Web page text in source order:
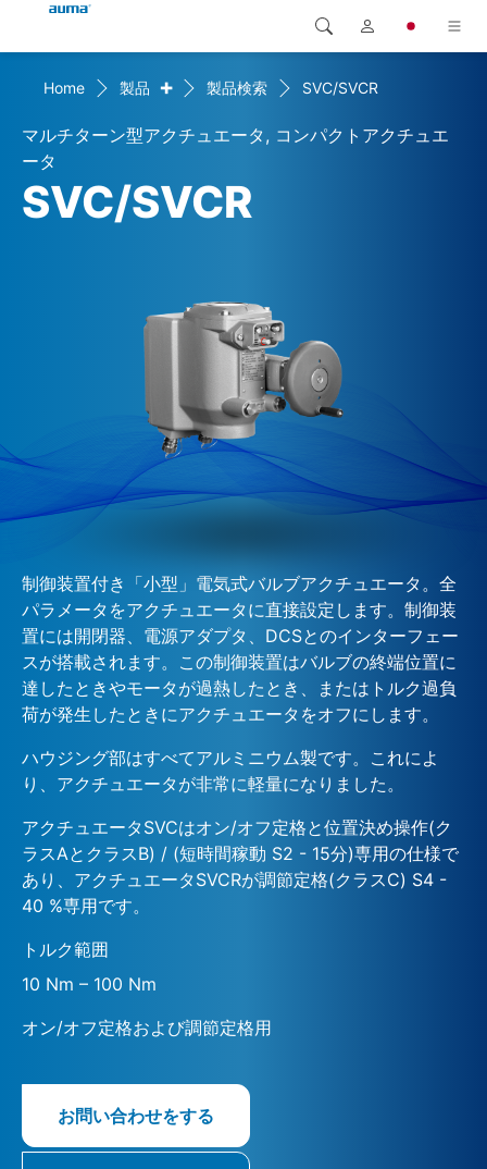
製品
ソリューション
ダウンロード
Global
ヨーロッパ
アジア・太平洋地域
検索
Home 製品 + 製品検索 SVC/SVCR
マルチターン型アクチュエータ, コンパクトアクチュエ
ータ
SVC/SVCR
制御装置付き「小型」電気式バルブアクチュエータ。全
パラメータをアクチュエータに直接設定します。制御装
置には開閉器、電源アダプタ、DCSとのインターフェー
スが搭載されます。この制御装置はバルブの終端位置に
達したときやモータが過熱したとき、またはトルク過負
荷が発生したときにアクチュエータをオフにします。
ハウジング部はすべてアルミニウム製です。これによ
り、アクチュエータが非常に軽量になりました。
アクチュエータSVCはオン/オフ定格と位置決め操作(ク
ラスAとクラスB) / (短時間稼動 S2 - 15分)専用の仕様で
あり、アクチュエータSVCRが調節定格(クラスC) S4 -
40 %専用です。
トルク範囲
10 Nm – 100 Nm
オン/オフ定格および調節定格用
お問い合わせをする